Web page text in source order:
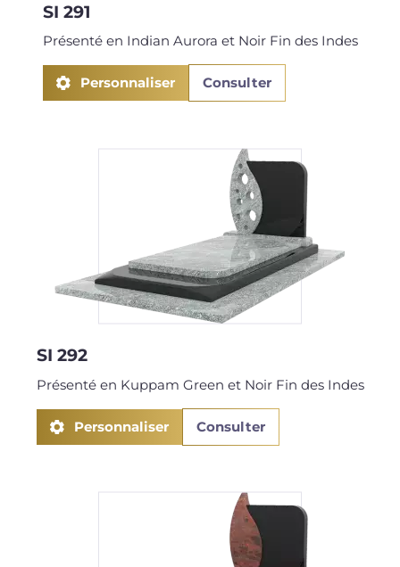
SI 291
Présenté en Indian Aurora et Noir Fin des Indes
Personnaliser Consulter
SI 292
Présenté en Kuppam Green et Noir Fin des Indes
Personnaliser Consulter